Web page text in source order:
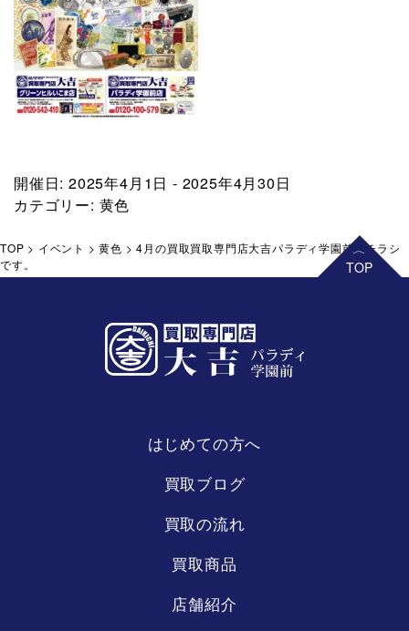
開催日: 2025年4月1日 - 2025年4月30日
カテゴリー: 黄色
TOP > イベント >黄色 >4月の買取買取専門店大吉パラディ学園前店チラシ
です。
はじめての方へ
買取ブログ
買取の流れ
買取商品
店舗紹介